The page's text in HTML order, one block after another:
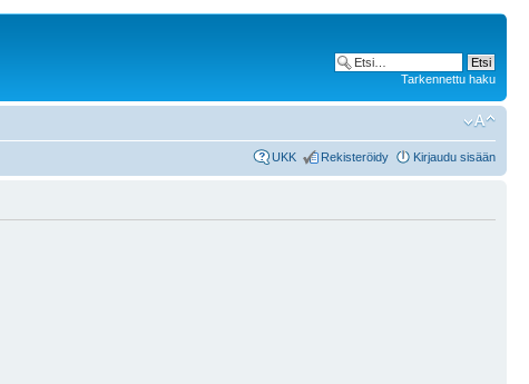
Tarkennettu haku
UKK Rekisteröidy Kirjaudu sisään